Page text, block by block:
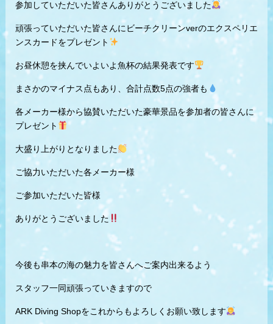
参加していただいた皆さんありがとうございました
頑張っていただいた皆さんにビーチクリーンverのエクスペリエ
ンスカードをプレゼント
お昼休憩を挟んでいよいよ魚杯の結果発表です
まさかのマイナス点もあり、合計点数5点の強者も
各メーカー様から協賛いただいた豪華景品を参加者の皆さんに
プレゼント
大盛り上がりとなりました
ご協力いただいた各メーカー様
ご参加いただいた皆様
ありがとうございました
今後も串本の海の魅力を皆さんへご案内出来るよう
スタッフ一同頑張っていきますので
ARK Diving Shopをこれからもよろしくお願い致します